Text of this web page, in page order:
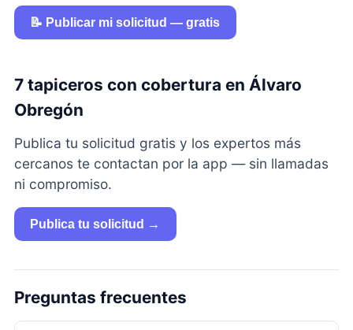
📝 Publicar mi solicitud — gratis
7 tapiceros con cobertura en Álvaro
Obregón
Publica tu solicitud gratis y los expertos más
cercanos te contactan por la app — sin llamadas
ni compromiso.
Publica tu solicitud →
Preguntas frecuentes